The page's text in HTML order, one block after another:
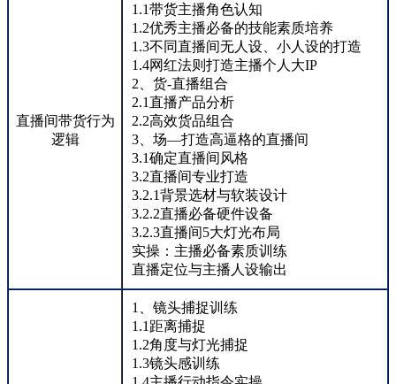
直播间带货行为
逻辑
1.1带货主播角色认知
1.2优秀主播必备的技能素质培养
1.3不同直播间无人设、小人设的打造
1.4网红法则打造主播个人大IP
2、货-直播组合
2.1直播产品分析
2.2高效货品组合
3、场—打造高逼格的直播间
3.1确定直播间风格
3.2直播间专业打造
3.2.1背景选材与软装设计
3.2.2直播必备硬件设备
3.2.3直播间5大灯光布局
实操：主播必备素质训练
直播定位与主播人设输出
1、镜头捕捉训练
1.1距离捕捉
1.2角度与灯光捕捉
1.3镜头感训练